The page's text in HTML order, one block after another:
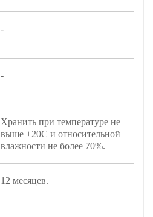
-
-
Хранить при температуре не
выше +20С и относительной
влажности не более 70%.
12 месяцев.